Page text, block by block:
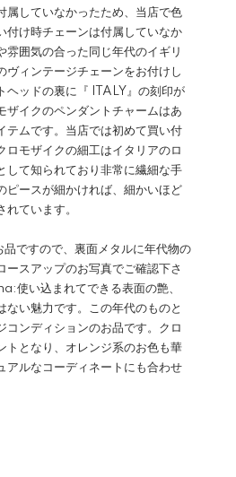
属していなかったため、当店で色
付け時チェーンは付属していなか
雰囲気の合った同じ年代のイギリ
ヴィンテージチェーンをお付けし
ヘッドの裏に『 ITALY』の刻印が
ザイクのペンダントチャームはあ
テムです。当店では初めて買い付
ロモザイクの細工はイタリアのロ
して知られており非常に繊細な手
ピースが細かければ、細かいほど
ています。
ですので、裏面メタルに年代物の
ースアップのお写真でご確認下さ
使い込まれてできる表面の艶、
ない魅力です。この年代のものと
コンディションのお品です。クロ
トとなり、オレンジ系のお色も華
アルなコーディネートにも合わせ